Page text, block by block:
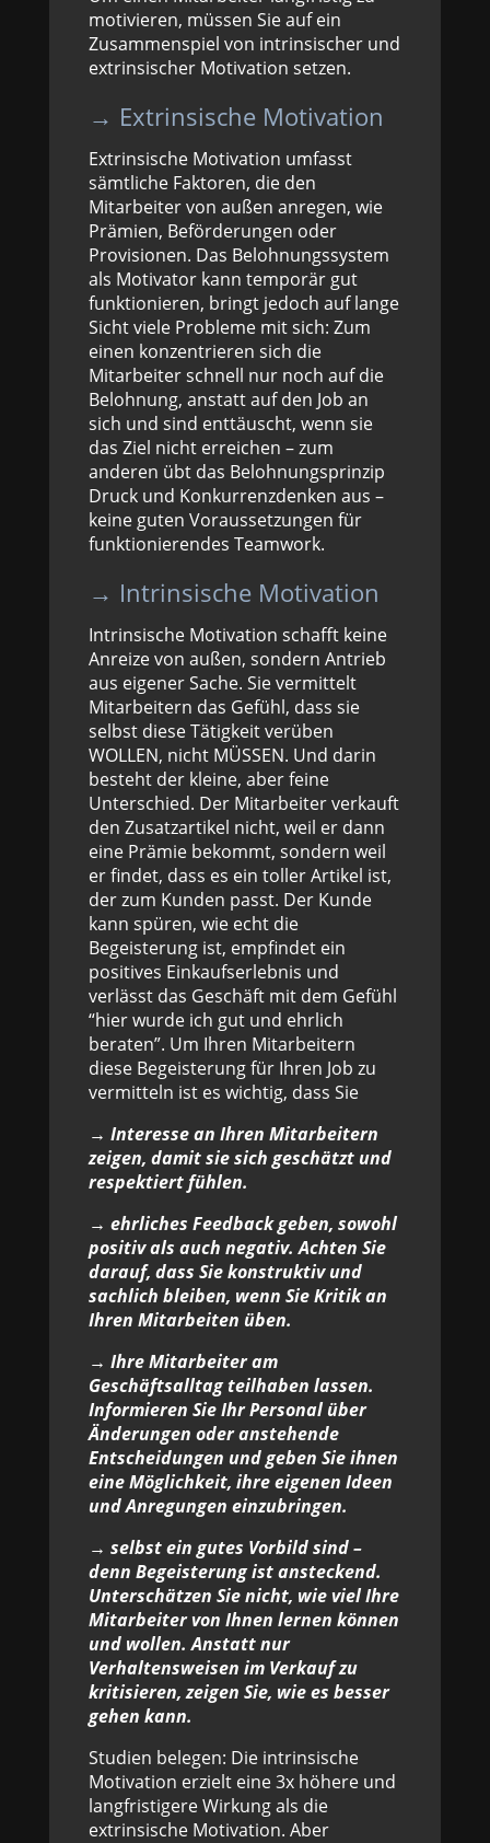
motivieren, müssen Sie auf ein
Zusammenspiel von intrinsischer und
extrinsischer Motivation setzen.
→ Extrinsische Motivation
Extrinsische Motivation umfasst
sämtliche Faktoren, die den
Mitarbeiter von außen anregen, wie
Prämien, Beförderungen oder
Provisionen. Das Belohnungssystem
als Motivator kann temporär gut
funktionieren, bringt jedoch auf lange
Sicht viele Probleme mit sich: Zum
einen konzentrieren sich die
Mitarbeiter schnell nur noch auf die
Belohnung, anstatt auf den Job an
sich und sind enttäuscht, wenn sie
das Ziel nicht erreichen – zum
anderen übt das Belohnungsprinzip
Druck und Konkurrenzdenken aus –
keine guten Voraussetzungen für
funktionierendes Teamwork.
→ Intrinsische Motivation
Intrinsische Motivation schafft keine
Anreize von außen, sondern Antrieb
aus eigener Sache. Sie vermittelt
Mitarbeitern das Gefühl, dass sie
selbst diese Tätigkeit verüben
WOLLEN, nicht MÜSSEN. Und darin
besteht der kleine, aber feine
Unterschied. Der Mitarbeiter verkauft
den Zusatzartikel nicht, weil er dann
eine Prämie bekommt, sondern weil
er findet, dass es ein toller Artikel ist,
der zum Kunden passt. Der Kunde
kann spüren, wie echt die
Begeisterung ist, empfindet ein
positives Einkaufserlebnis und
verlässt das Geschäft mit dem Gefühl
“hier wurde ich gut und ehrlich
beraten”. Um Ihren Mitarbeitern
diese Begeisterung für Ihren Job zu
vermitteln ist es wichtig, dass Sie
→ Interesse an Ihren Mitarbeitern
zeigen, damit sie sich geschätzt und
respektiert fühlen.
→ ehrliches Feedback geben, sowohl
positiv als auch negativ. Achten Sie
darauf, dass Sie konstruktiv und
sachlich bleiben, wenn Sie Kritik an
Ihren Mitarbeiten üben.
→ Ihre Mitarbeiter am
Geschäftsalltag teilhaben lassen.
Informieren Sie Ihr Personal über
Änderungen oder anstehende
Entscheidungen und geben Sie ihnen
eine Möglichkeit, ihre eigenen Ideen
und Anregungen einzubringen.
→ selbst ein gutes Vorbild sind –
denn Begeisterung ist ansteckend.
Unterschätzen Sie nicht, wie viel Ihre
Mitarbeiter von Ihnen lernen können
und wollen. Anstatt nur
Verhaltensweisen im Verkauf zu
kritisieren, zeigen Sie, wie es besser
gehen kann.
Studien belegen: Die intrinsische
Motivation erzielt eine 3x höhere und
langfristigere Wirkung als die
extrinsische Motivation. Aber